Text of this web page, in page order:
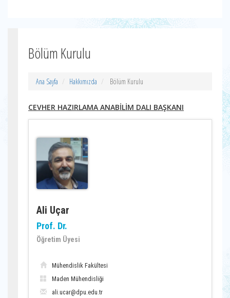
Bölüm Kurulu
Ana Sayfa Hakkımızda Bölüm Kurulu
CEVHER HAZIRLAMA ANABİLİM DALI BAŞKANI
Ali Uçar
Prof. Dr.
Öğretim Üyesi
Mühendislik Fakültesi
Maden Mühendisliği
ali.ucar@dpu.edu.tr